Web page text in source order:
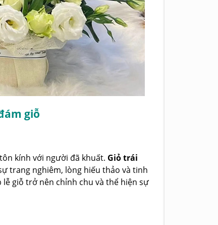
giỗ
kính với người đã khuất. Giỏ trái
trang nghiêm, lòng hiếu thảo và tinh
giỗ trở nên chỉnh chu và thể hiện sự